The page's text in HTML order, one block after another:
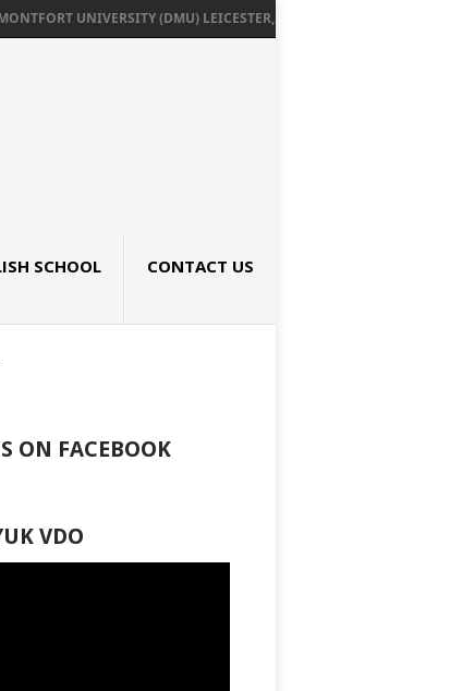
UNIVERSITY (DMU) LEICESTER, UK เรียนต่ออังกฤษ SEPTEMBER
SCHOOL CONTACT US
ON FACEBOOK
VDO